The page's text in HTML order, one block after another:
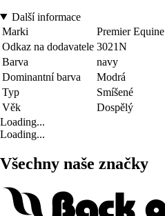
Další informace
Marki
Premier Equine
Odkaz na dodavatele 3021N
Barva
navy
Dominantní barva
Modrá
Typ
Smíšené
Věk
Dospělý
Loading...
Loading...
Všechny naše značky